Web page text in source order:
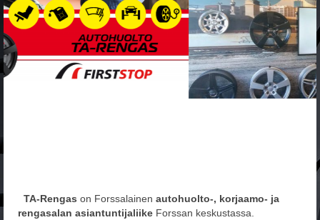
AUTOMAATTIVAIHTEISTON HUUHTELU
ÖLJYNVAIHTO
AURAUSKULMIEN SÄÄTÖ
ILMASTOINTIHUOLTO
VERKKOKAUPPA – RENKAAT
TA-Rengas on Forssalainen autohuolto-, korjaamo- ja
rengasalan asiantuntijaliike Forssan keskustassa.